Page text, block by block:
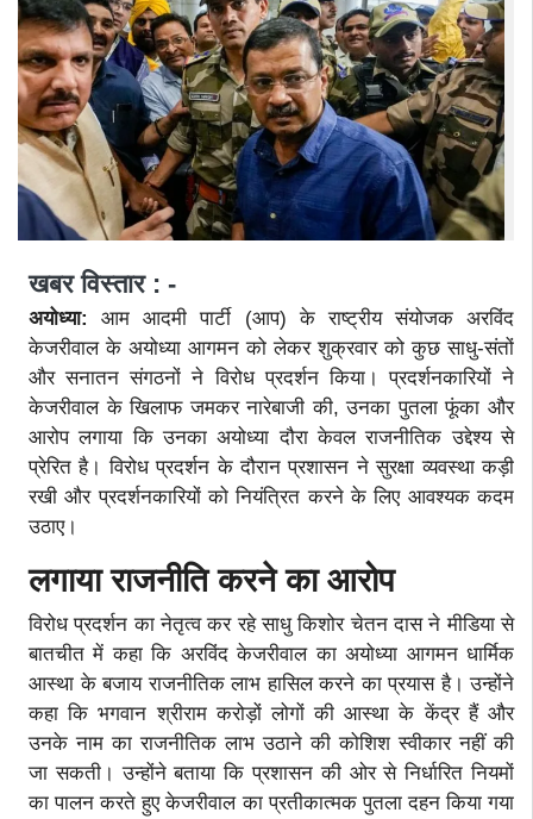
खबर विस्तार : -
अयोध्या:
आम आदमी पार्टी (आप) के राष्ट्रीय संयोजक अरविंद
केजरीवाल के अयोध्या आगमन को लेकर शुक्रवार को कुछ साधु-संतों
और सनातन संगठनों ने विरोध प्रदर्शन किया। प्रदर्शनकारियों ने
केजरीवाल के खिलाफ जमकर नारेबाजी की, उनका पुतला फूंका और
आरोप लगाया कि उनका अयोध्या दौरा केवल राजनीतिक उद्देश्य से
प्रेरित है। विरोध प्रदर्शन के दौरान प्रशासन ने सुरक्षा व्यवस्था कड़ी
रखी और प्रदर्शनकारियों को नियंत्रित करने के लिए आवश्यक कदम
उठाए।
लगाया राजनीति करने का आरोप
विरोध प्रदर्शन का नेतृत्व कर रहे साधु किशोर चेतन दास ने मीडिया से
बातचीत में कहा कि अरविंद केजरीवाल का अयोध्या आगमन धार्मिक
आस्था के बजाय राजनीतिक लाभ हासिल करने का प्रयास है। उन्होंने
कहा कि भगवान श्रीराम करोड़ों लोगों की आस्था के केंद्र हैं और
उनके नाम का राजनीतिक लाभ उठाने की कोशिश स्वीकार नहीं की
जा सकती। उन्होंने बताया कि प्रशासन की ओर से निर्धारित नियमों
का पालन करते हुए केजरीवाल का प्रतीकात्मक पुतला दहन किया गया